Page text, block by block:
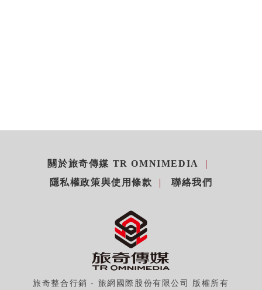
關於旅奇傳媒 TR OMNIMEDIA
隱私權政策與使用條款
聯絡我們
旅奇整合行銷 - 旅網國際股份有限公司 版權所有